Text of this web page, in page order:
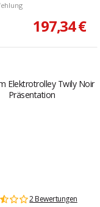
197,34 €
2 Bewertungen